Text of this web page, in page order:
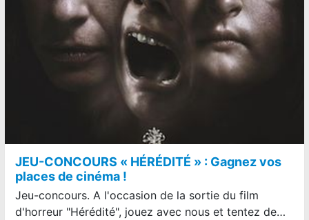
JEU-CONCOURS « HÉRÉDITÉ » : Gagnez vos
places de cinéma !
Jeu-concours. A l'occasion de la sortie du film
d'horreur "Hérédité", jouez avec nous et tentez de…